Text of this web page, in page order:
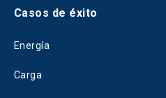
Casos de éxito
Energía
Carga